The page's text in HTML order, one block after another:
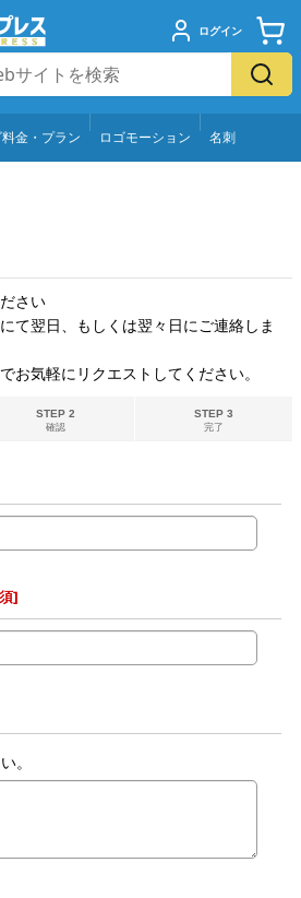
ログイン
料金・プラン ロゴモーション 名刺
さい
て翌日、もしくは翌々日にご連絡しま
お気軽にリクエストしてください。
STEP 2
確認
STEP 3
完了
]
。